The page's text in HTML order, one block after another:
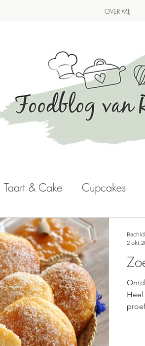
OVER MIJ
Taart & Cake Cupcakes
Soepen Smoothies
2 okt